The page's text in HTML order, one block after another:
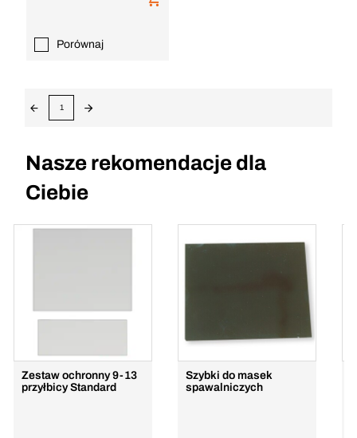
Porównaj
1
Nasze rekomendacje dla
Ciebie
Zestaw ochronny 9-13
przyłbicy Standard
Szybki do masek
spawalniczych